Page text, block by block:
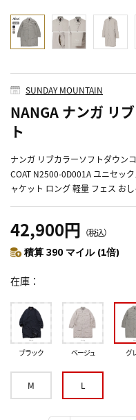
SUNDAY MOUNTAIN
NANGA ナンガ リ
ト
ナンガ リブカラーソフトダウン
COAT N2500-0D001A ユニセッ
ャケット ロング 軽量 フェス お
42,900円 （税込）
積算 390 マイル (1倍)
在庫
ブラック ベージュ グ
M L